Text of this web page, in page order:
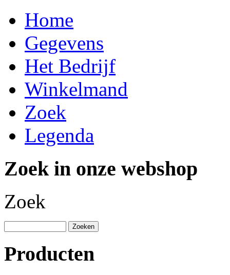
Home
Gegevens
Het Bedrijf
Winkelmand
Zoek
Legenda
Zoek in onze webshop
Zoek
Producten